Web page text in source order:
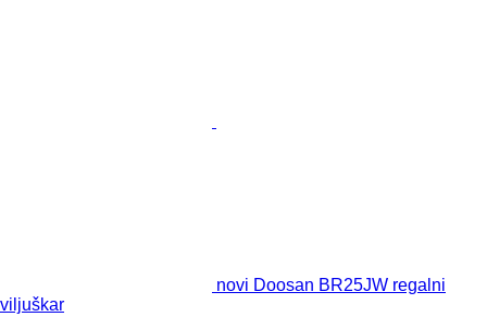
novi Doosan BR25JW regalni
viljuškar